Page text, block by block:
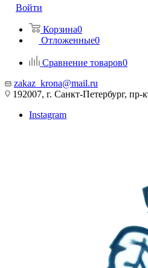
Войти
Корзина0
Отложенные0
Сравнение товаров0
zakaz_krona@mail.ru
192007, г. Санкт-Петербург,
Instagram